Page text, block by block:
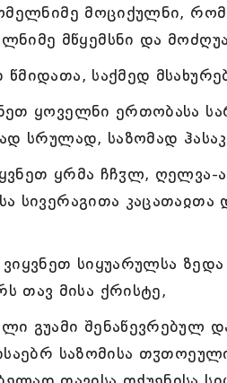
მოციქულნი,
მწყემსნი და
საქმედ
ყოველნი ერთობასა
სრულად, საზომად
ყრმა ჩჩჳლ,
სივერაგითა კაცათაჲთა
სიყუარულსა
თავ მისა ქრისტე,
გუამი შენაწევრებულ
საზომისა